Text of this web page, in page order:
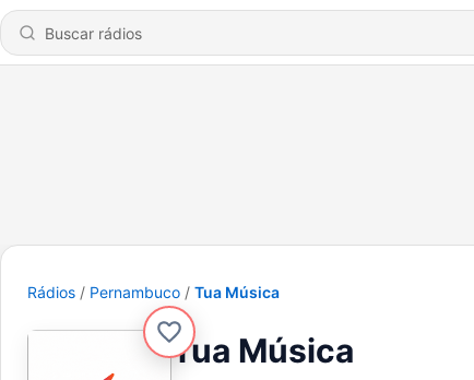
Rádios Pernambuco Tua Música
Tua Música